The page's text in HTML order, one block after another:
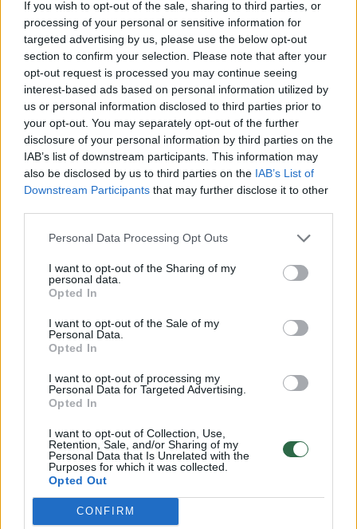
If you wish to opt-out of the sale, sharing to third parties, or
processing of your personal or sensitive information for
targeted advertising by us, please use the below opt-out
section to confirm your selection. Please note that after your
opt-out request is processed you may continue seeing
interest-based ads based on personal information utilized by
us or personal information disclosed to third parties prior to
your opt-out. You may separately opt-out of the further
disclosure of your personal information by third parties on the
IAB’s list of downstream participants. This information may
also be disclosed by us to third parties on the IAB’s List of
Downstream Participants that may further disclose it to other
Personal Data Processing Opt Outs
I want to opt-out of the Sharing of my
personal data.
Opted In
I want to opt-out of the Sale of my
Personal Data.
Opted In
I want to opt-out of processing my
Personal Data for Targeted Advertising.
Opted In
I want to opt-out of Collection, Use,
Retention, Sale, and/or Sharing of my
Personal Data that Is Unrelated with the
Purposes for which it was collected.
Opted Out
CONFIRM
degalai
nebuvo
2025 m. rugsėjo 4 d. jis Lietuvoje pateko į
eismo įvykį, o už avariją atsakingo vairuotojo
civilinę atsakomybę draudžia bendrovės
„Balcia Insurance SE“ Lietuvos filialas.
Pasak jo, nuo avarijos praėjo beveik vieni
metai, tačiau galutinis sprendimas dėl žalos
atlyginimo iki šiol nėra priimtas.
„Per tą laiką buvo atlikta automobilio apžiūra,
„Mercedes-Benz“ specialistų vertinimas,
nepriklausomo eksperto išvada, Lietuvos
ekspertizė, baigtas policijos tyrimas, kurio
metu nenustatyta jokios nusikalstamos
veikos. Nepaisant to, galutinio sprendimo vis
dar nėra“, – pasakoja vyras.